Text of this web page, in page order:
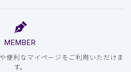
MEMBER
便利なマイページをご利用いただけま
す。